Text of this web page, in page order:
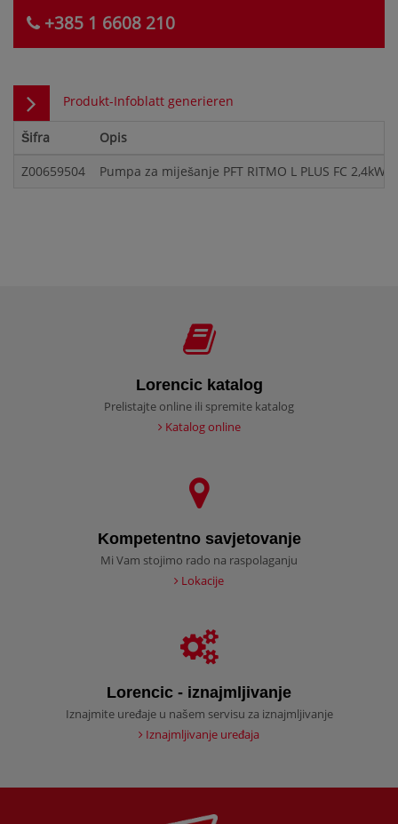
+385 1 6608 210
Produkt-Infoblatt generieren
Šifra
Opis
Z00659504
Pumpa za miješanje PFT RITMO L PLUS FC 2,4kW
Lorencic katalog
Prelistajte online ili spremite katalog
Katalog online
Kompetentno savjetovanje
Mi Vam stojimo rado na raspolaganju
Lokacije
Lorencic - iznajmljivanje
Iznajmite uređaje u našem servisu za iznajmljivanje
Iznajmljivanje uređaja